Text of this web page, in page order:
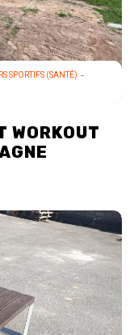
SPORTIFS (SANTÉ)
WORKOUT